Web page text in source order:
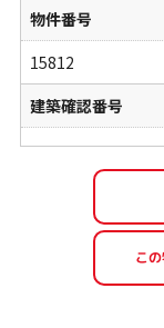
物件番号
15812
建築確認番号